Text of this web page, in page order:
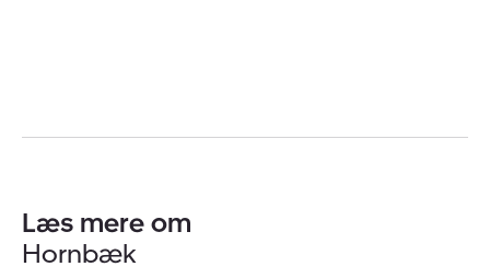
Læs mere om
Hornbæk